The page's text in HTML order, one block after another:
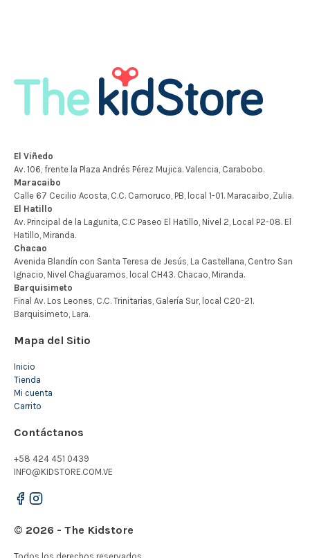
Mapa del Sitio
Inicio
Tienda
Mi cuenta
Carrito
Contáctanos
+58 424 451 0439
INFO@KIDSTORE.COM.VE
© 2026 - The Kidstore